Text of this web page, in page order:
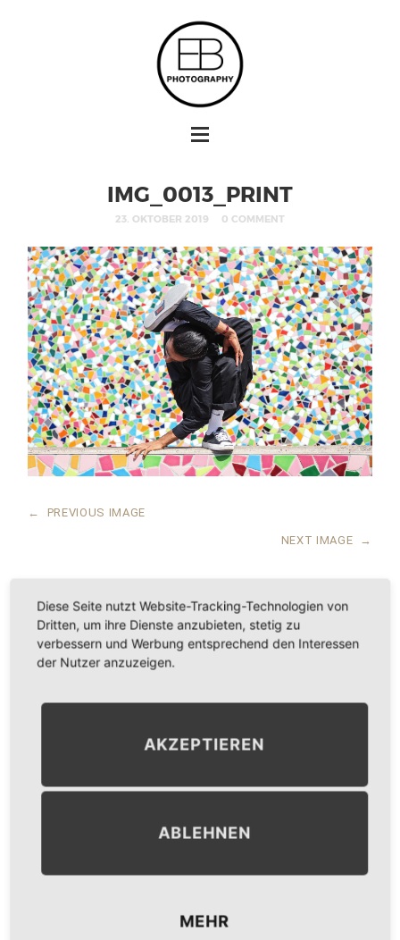
IMG_0013_PRINT
23. OKTOBER 2019 0 COMMENT
← PREVIOUS IMAGE
NEXT IMAGE →
LEAVE A COMMENT
Diese Seite nutzt Website-Tracking-Technologien von
Dritten, um ihre Dienste anzubieten, stetig zu
verbessern und Werbung entsprechend den Interessen
der Nutzer anzuzeigen.
AKZEPTIEREN
ABLEHNEN
MEHR